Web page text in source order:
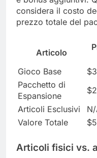
considera il costo
prezzo totale del
Articolo
Gioco Base
Pacchetto di
Espansione
Articoli Esclusivi
Valore Totale
Articoli fisici vs.